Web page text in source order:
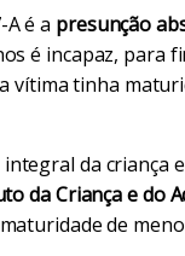
é a presunção
é incapaz, para
vítima tinha
da criança
da Criança e do
de